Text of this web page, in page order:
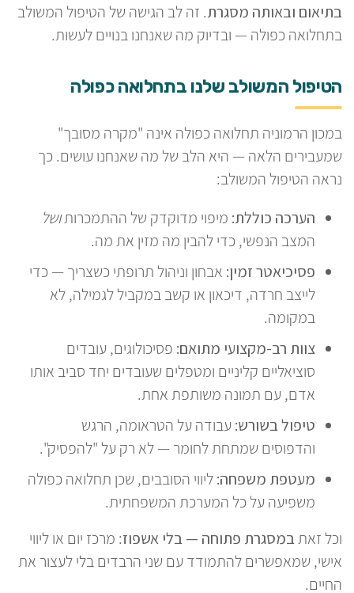
בתיאום ובאותה מסגרת. זה לב הגישה של הטיפול המשולב
בתחלואה כפולה — ובדיוק מה שאנחנו בנויים לעשות.
הטיפול המשולב שלנו בתחלואה כפולה
במכון הרמוניה תחלואה כפולה אינה "מקרה מסובך"
שמעבירים הלאה — היא הלב של מה שאנחנו עושים. כך
נראה הטיפול המשולב:
הערכה כוללת: מיפוי מדוקדק של ההתמכרותושל
המצב הנפשי, כדי להבין מה מזין את מה.
פסיכיאטר זמין: אבחון וניהול תרופתי כשצריך — כדי
לייצב חרדה, דיכאון או קשב במקביל לגמילה, לא
במקומה.
צוות רב-מקצועי מתואם: פסיכולוגים, עובדים
סוציאליים קליניים ומטפלים שעובדים יחד סביב אותו
אדם, עם תמונה משותפת אחת.
טיפול בשורש:עבודה על הטראומה, הרגש
והדפוסים שמתחת לחומר — לא רק על "להפסיק".
מעטפת משפחה:ליווי הסובבים, שכן תחלואה כפולה
משפיעה על כל המערכת המשפחתית.
וכל זאתבמסגרת פתוחה — בלי אשפוז: מרכז יום או ליווי
אישי, שמאפשרים להתמודד עם שני הרבדים בלי לעצור את
החיים.